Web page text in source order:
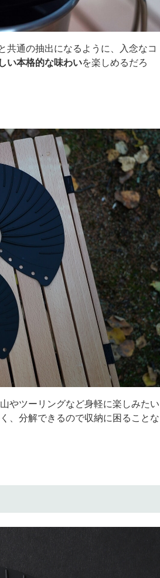
共通の抽出になるように、入念なコ
い本格的な味わいを楽しめるだろ
やツーリングなど身軽に楽しみたい
、分解できるので収納に困ることな